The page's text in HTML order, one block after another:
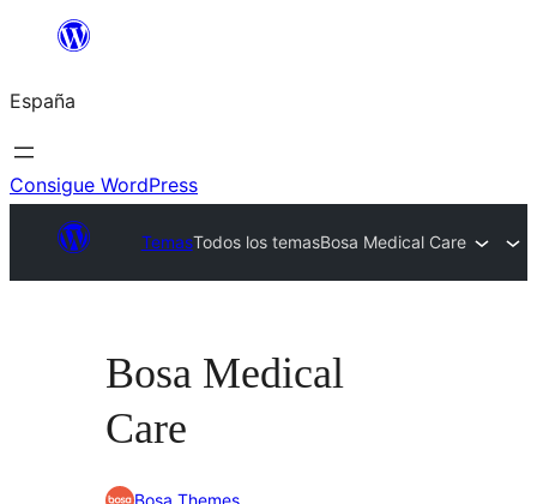
Saltar
contenido
España
Consigue WordPress
TemasTodos los temasBosa Medical Care
Bosa Medical
Care